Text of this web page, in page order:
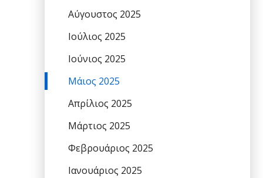
Αύγουστος 2025
Ιούλιος 2025
Ιούνιος 2025
Μάιος 2025
Απρίλιος 2025
Μάρτιος 2025
Φεβρουάριος 2025
Ιανουάριος 2025